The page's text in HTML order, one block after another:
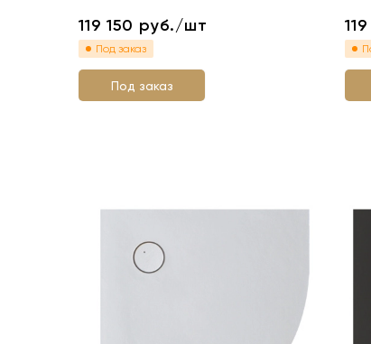
119 150 руб./шт
Под заказ
Под заказ